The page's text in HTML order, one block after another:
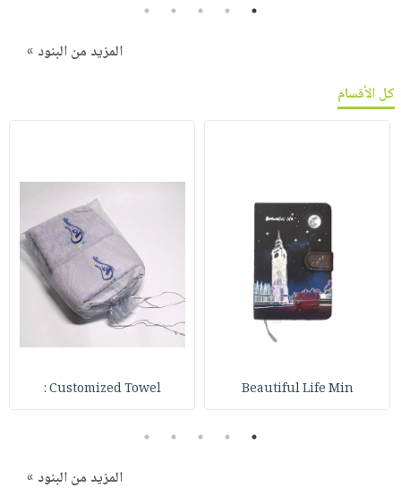
1
2
3
4
5
المزيد من البنود »
كل الأقسام
Beautiful Life Min
Customized Towel :
1
2
3
4
5
المزيد من البنود »